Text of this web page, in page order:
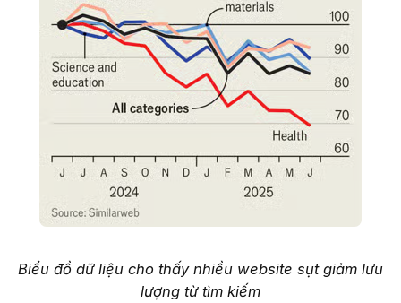
Biểu đồ dữ liệu cho thấy nhiều website sụt giảm lưu
lượng từ tìm kiếm